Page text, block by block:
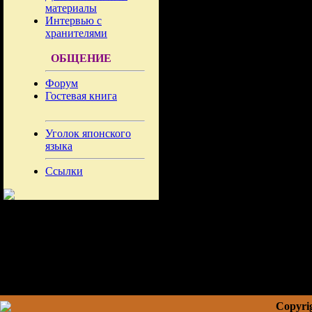
материалы
Интервью с
хранителями
ОБЩЕНИЕ
Форум
Гостевая книга
Уголок японского
языка
Ссылки